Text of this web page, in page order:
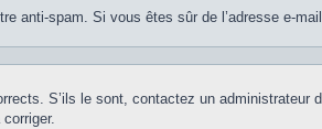
anti-spam. Si vous êtes sûr de l’adresse e-
S’ils le sont, contactez un administrateur